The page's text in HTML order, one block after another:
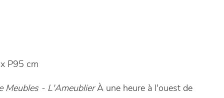
P95 cm
Meubles - L'AmeublierÀ une heure à l'ouest de